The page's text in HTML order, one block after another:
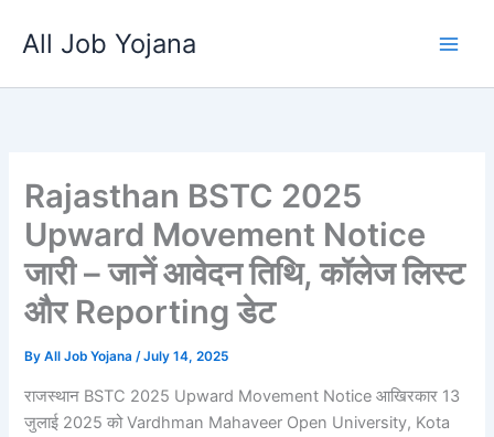
All Job Yojana
Rajasthan BSTC 2025
Upward Movement Notice
जारी – जानें आवेदन तिथि, कॉलेज लिस्ट
और Reporting डेट
ByAll Job Yojana/July 14, 2025
राजस्थान BSTC 2025 Upward Movement Notice आखिरकार 13
जुलाई 2025 को Vardhman Mahaveer Open University, Kota